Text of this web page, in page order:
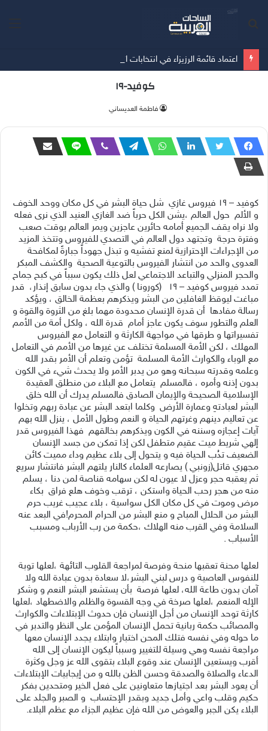
اعتماد قائمة الرزيزاء في انتخابات اتحاد كرة القدم
كوفيد-١٩
فاطمة العديساني
كوفيد –
١٩ فيروس غازي شل حياة البشر في كل مكان ووحد الخوف
و الألم حول العالم ،يشن الكل حرباً ضد الغازي العنيد الذي نرى فعله
ولا نراه يقف الجميع أمامه حائرين عاجزين ويمر العالم بوقت صعب
وفترة حرجة وتجتهد دول العالم في التصدي للفيروس وتتخذ المزيد
من الإجراءات الإحترازية لمنع تفشيه و تبذل جهوداً جبارةً لمكافحة
العدوى والحد من انتشار الفيروس بالتوعية الصحية والكشف المبكر
والحجر المنزلي والتباعد الاجتماعي لعل ذلك يكون سبباً في كبح جماح
تمدد فيروس كوفيد – ١٩ (كورونا ) والذي جاء بدون سابق إنذار، قدر
مباغت ليوقظ الغافلين من البشر ويذكرهم بعظمة الخالق ، ويؤكد
رسالة مفادها أن قدرة الإنسان محدودة مهما بلغ من الثروة والقوة و
العلم والتطور سوف يكون عاجز أمام قدرة الله ، ولكل أمة من الأمم
تفسيراتها و طرقها في مواجهة الكارثة و التعامل مع الفيروس
المهلك ، لكن الأمة المسلمة تختلف عن غيرها من الأمم في التعامل
مع الوباء والكوارث الأمة المسلمة تؤمن وتعلم أن الأمر بقدر الله
وعلمه وقدرته سبحانه وهو من يدبر الأمر ولا يحدث شيء في الكون
بدون إذنه وأمره ، فالمسلم يتعامل مع البلاء من منطلق العقيدة
الإسلامية الصحيحة والإيمان الصادق فالمسلم يدرك أن الله خلق
البشر لعبادتهِ وعمارة الأرض وكلما ابتعد البشر عن عبادة ربهم وتخلوا
عن تعاليم دينهم وغرتهم الحياة و النعم وطول الأمل ، ينزل الله بهم
آيات إعجازه وسننه في الكون ويذكرهم بخالقهم فهذا الفيروس قدر
إلهي شريط ميت عقيم متطفل لكن إذا تمكن من جسد الإنسان
الضعيف تدُب الحياة فيه و يتحول إلى بلاء عظيم وداء مميت كائن
مجهري قاتل(زونبي ) يصارعه العلماء كالنار يلتهم البشر فانتشار سريع
ثم يعقبه حجر وعزل لا عيون له لكن سهامه قناصة لمن دنا ، يسلم
منه من هجر رحب الحياة واستكن ، ترقب وخوف هلع فراق بكاء
مرض وموت في كل مكان الكل سواسية ، بلاء عجيب غريب حرم
البشر من الحلال المباح و منع البشر من الحرام المحرم!في البعد عنه
السلامة وفي القرب منه الهلاك ،حكمة من رب الأرباب ومسبب
الأسباب .
لعلها محنة تعقبها منحة وفرصة لمراجعة القلوب التائهة ،لعلها توبة
للنفوس العاصية و درس لبني البشر،لا سعادة بدون عبادة الله ولا
آمان بدون طاعة الله، لعلها فرصة بأن يستشعر البشر النعم و وشكر
الإله المنعم ،لعلها صرخة في وجه القسوة والظلم والاضطهاد ،لعلها
كارثة توحد الإنسان من أجل الإنسان فإن حدوث الإبتلاءات والكوارث
والمصائب حكمة ربانية تحمل الإنسان المؤمن على النظر والتدبر في
ما حوله وفي نفسه فتلك المحن اختبار وابتلاء يجدد الإنسان معها
مراجعة نفسه وهي وسيلة للتغيير وسبباً ليكون الإنسان إلى الله
أقرب ويستعين الإنسان عند وقوع البلاء بتقوى الله عز وجل وكثرة
الدعاء والصلاة والصدقة وحسن الظن بالله و من إيجابيات الإبتلاءات
أن يعود البشر بعد اجتيازها متعاونين على فعل الخير ومتحدين بفكر
حكيم وقلب واعي وأمل جديد وبقدر الإحتساب و الصبر والجلد على
البلاء يكن الجبر والعوض من الله فإن عظيم الجزاء مع عظم البلاء.